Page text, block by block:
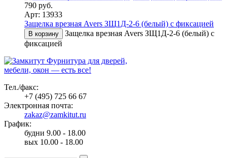
790 руб.
Арт: 13933
Защелка врезная Avers ЗЩ1Д-2-6 (белый) с фиксацией
В корзину
Защелка врезная Avers ЗЩ1Д-2-6 (белый) с
фиксацией
Фурнитура для дверей,
мебели, окон — есть все!
Тел./факс:
+7 (495) 725 66 67
Электронная почта:
zakaz@zamkitut.ru
График:
будни 9.00 - 18.00
вых 10.00 - 18.00